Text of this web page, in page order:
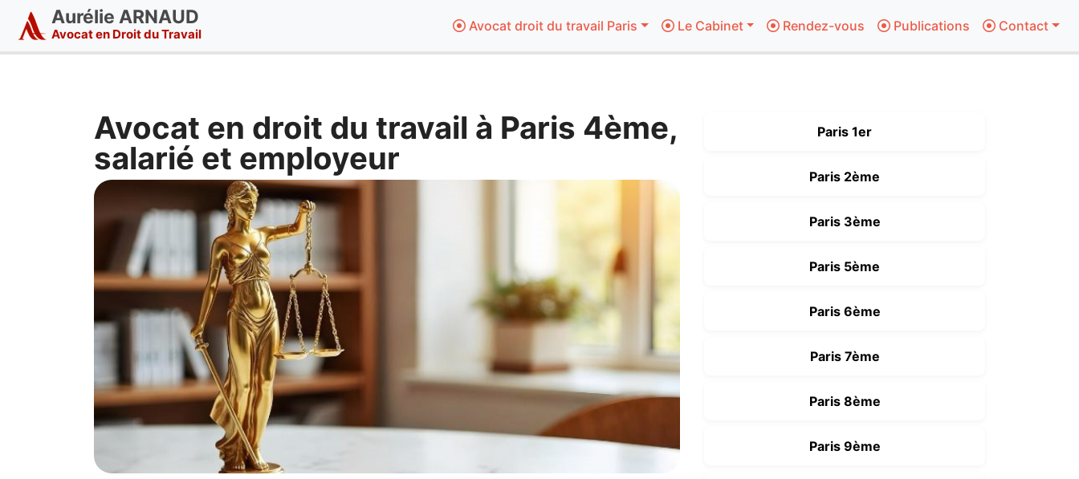
Aurélie ARNAUD
Avocat en Droit du Travail
Avocat droit du travail Paris Le Cabinet Rendez-vous Publications Contact
Avocat en droit du travail à Paris 4ème,
salarié et employeur
Paris 1er
Paris 2ème
Paris 3ème
Paris 5ème
Paris 6ème
Paris 7ème
Paris 8ème
Paris 9ème